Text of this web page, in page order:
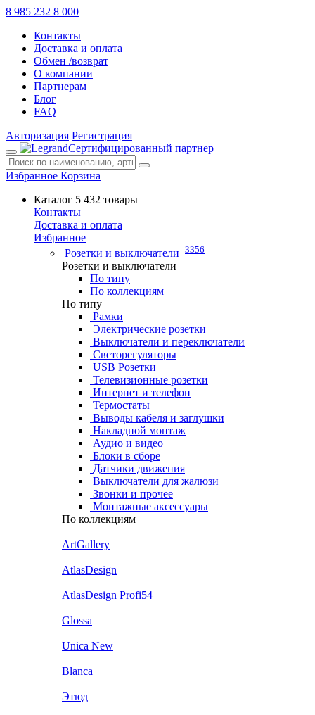
8 985 232 8 000
Контакты
Доставка и оплата
Обмен /возврат
О компании
Партнерам
Блог
FAQ
Авторизация Регистрация
Сертифицированный партнер
Избранное Корзина
Каталог 5 432 товары
Контакты
Доставка и оплата
Избранное
Розетки и выключатели 3356
Розетки и выключатели
По типу
По коллекциям
По типу
Рамки
Электрические розетки
Выключатели и переключатели
Светорегуляторы
USB Розетки
Телевизионные розетки
Интернет и телефон
Термостаты
Выводы кабеля и заглушки
Накладной монтаж
Аудио и видео
Блоки в сборе
Датчики движения
Выключатели для жалюзи
Звонки и прочее
Монтажные аксессуары
По коллекциям
ArtGallery
AtlasDesign
AtlasDesign Profi54
Glossa
Unica New
Blanca
Этюд